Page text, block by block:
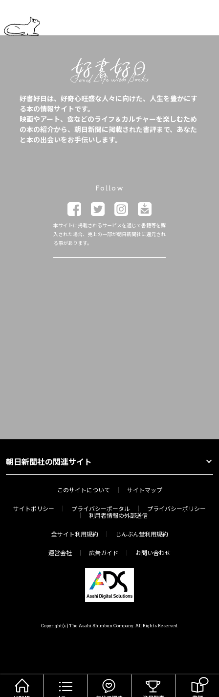
好書好日は、好奇心旺盛な人々に向けた、人生を豊かにす
る本の情報サイトです。
映画やアート、食などのライフ＆カルチャーを楽しむため
の本の紹介から、朝日新聞に掲載された書評まで、あなた
と本の出会いをお手伝いします。
Follow
本サイトに掲載されるサービスを通じて書籍等を購
入された場合、売上の一部が朝日新聞社に還元され
る事があります。
朝日新聞社の関連サイト
このサイトについて サイトマップ
サイトポリシー プライバシーポータル
プライバシーポリシー
利用者情報の外部送信
全サイト利用規約 じんぶん堂利用規約
運営会社 広告ガイド お問い合わせ
Copyright(c) The Asahi Shimbun Company. All Rights Reserved.